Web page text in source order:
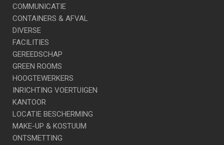
COMMUNICATIE
CONTAINERS & AFVAL
DIVERSE
FACILITIES
GEREEDSCHAP
GREEN ROOMS
HOOGTEWERKERS
INRICHTING VOERTUIGEN
KANTOOR
LOCATIE BESCHERMING
MAKE-UP & KOSTUUM
ONTSMETTING